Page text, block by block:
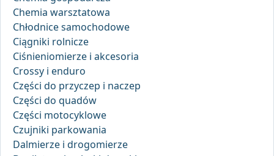
Chemia warsztatowa
Chłodnice samochodowe
Ciągniki rolnicze
Ciśnieniomierze i akcesoria
Crossy i enduro
Części do przyczep i naczep
Części do quadów
Części motocyklowe
Czujniki parkowania
Dalmierze i drogomierze